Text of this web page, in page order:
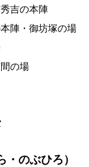
吉の本陣
陣・御坊塚の場
の場
のぶひろ）